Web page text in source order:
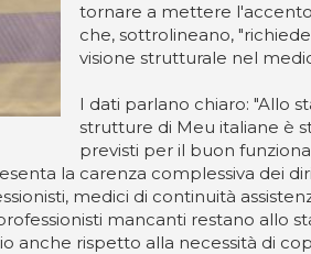
tornare a mettere
che, sottrolineano,
visione strutturale nel
I dati parlano chiaro: "Allo
strutture di Meu italiane è
previsti per il buon
la carenza complessiva dei
medici di continuità
mancanti restano
anche rispetto alla necessità di